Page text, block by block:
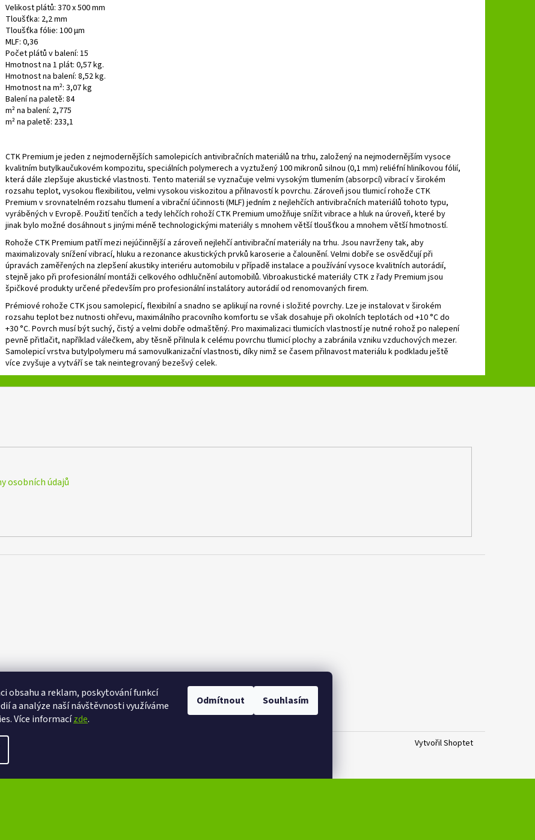
obsahu a reklam, poskytování funkcí
a analýze naší návštěvnosti využíváme
Více informacízde.
Odmítnout Souhlasím
Velikost plátů: 370 x 500 mm
Tloušťka: 2,2 mm
Tloušťka fólie: 100 μm
MLF: 0,36
Počet plátů v balení: 15
Hmotnost na 1 plát: 0,57 kg.
Hmotnost na balení: 8,52 kg.
Hmotnost na m²: 3,07 kg
Balení na paletě: 84
m² na balení: 2,775
m² na paletě: 233,1
CTK Premium je jeden z nejmodernějších samolepicích antivibračních materiálů na trhu, založený na nejmodernějším vysoce
kvalitním butylkaučukovém kompozitu, speciálních polymerech a vyztužený 100 mikronů silnou (0,1 mm) reliéfní hliníkovou fólií,
která dále zlepšuje akustické vlastnosti. Tento materiál se vyznačuje velmi vysokým tlumením (absorpcí) vibrací v širokém
rozsahu teplot, vysokou flexibilitou, velmi vysokou viskozitou a přilnavostí k povrchu. Zároveň jsou tlumicí rohože CTK
Premium v ​​srovnatelném rozsahu tlumení a vibrační účinnosti (MLF) jedním z nejlehčích antivibračních materiálů tohoto typu,
vyráběných v Evropě. Použití tenčích a tedy lehčích rohoží CTK Premium umožňuje snížit vibrace a hluk na úroveň, které by
jinak bylo možné dosáhnout s jinými méně technologickými materiály s mnohem větší tloušťkou a mnohem větší hmotností.
Rohože CTK Premium patří mezi nejúčinnější a zároveň nejlehčí antivibrační materiály na trhu. Jsou navrženy tak, aby
maximalizovaly snížení vibrací, hluku a rezonance akustických prvků karoserie a čalounění. Velmi dobře se osvědčují při
úpravách zaměřených na zlepšení akustiky interiéru automobilu v případě instalace a používání vysoce kvalitních autorádií,
stejně jako při profesionální montáži celkového odhlučnění automobilů. Vibroakustické materiály CTK z řady Premium jsou
špičkové produkty určené především pro profesionální instalátory autorádií od renomovaných firem.
Prémiové rohože CTK jsou samolepicí, flexibilní a snadno se aplikují na rovné i složité povrchy. Lze je instalovat v širokém
rozsahu teplot bez nutnosti ohřevu, maximálního pracovního komfortu se však dosahuje při okolních teplotách od +10 °C do
+30 °C. Povrch musí být suchý, čistý a velmi dobře odmaštěný. Pro maximalizaci tlumicích vlastností je nutné rohož po nalepení
pevně přitlačit, například válečkem, aby těsně přilnula k celému povrchu tlumicí plochy a zabránila vzniku vzduchových mezer.
Samolepicí vrstva butylpolymeru má samovulkanizační vlastnosti, díky nimž se časem přilnavost materiálu k podkladu ještě
více zvyšuje a vytváří se tak neintegrovaný bezešvý celek.
osobních údajů
eXtrem-audio na facebooku eXtrem-audio na Instagramu
Vytvořil Shoptet